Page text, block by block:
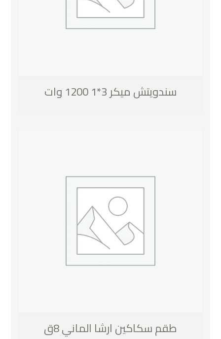
سندويتش ميكر 3*1 1200 وات
طقم سكاكين ارشا الماني 8ق